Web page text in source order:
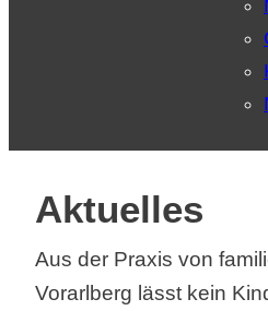
Aktuelles
Aus der Praxis von
Vorarlberg lässt kein